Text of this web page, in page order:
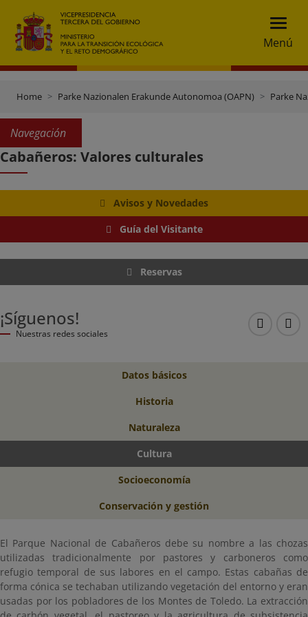
Menú
Home Parke Nazionalen Erakunde Autonomoa (OAPN) Parke
Navegación
Cabañeros: Valores culturales
Avisos y Novedades
Guía del Visitante
Reservas
¡Síguenos!
Nuestras redes sociales
Datos básicos
Historia
Naturaleza
Cultura
Socioeconomía
Conservación y gestión
El Parque Nacional de Cabañeros debe su nombre a las chozas
utilizadas tradicionalmente por pastores y carboneros como
refugio temporal de sus labores en el campo. Estas cabañas de
forma cónica se techaban utilizando vegetación del entorno y eran
usadas por los pobladores de los Montes de Toledo. La extracción